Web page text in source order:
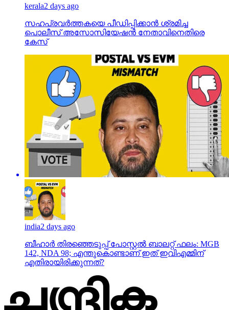
kerala2 days ago
സഹപ്രവര്‍ത്തകയെ പീഡിപ്പിക്കാന്‍ ശ്രമിച്ച
പൊലീസ് അസോസിയേഷന്‍ നേതാവിനെതിരെ
കേസ്
india2 days ago
ബീഹാർ തിരഞ്ഞെടുപ്പ് പോസ്റ്റൽ ബാലറ്റ് ഫലം: MGB
142, NDA 98; എന്തുകൊണ്ടാണ് ഇത് ഇവിഎമ്മിന്
എതിരായിരിക്കുന്നത്?